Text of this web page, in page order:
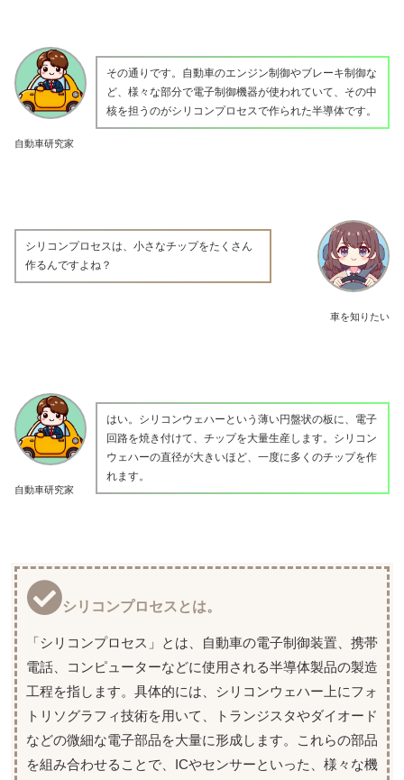
自動車研究家
その通りです。自動車のエンジン制御やブレーキ制御な
ど、様々な部分で電子制御機器が使われていて、その中
核を担うのがシリコンプロセスで作られた半導体です。
車を知りたい
シリコンプロセスは、小さなチップをたくさん
作るんですよね？
自動車研究家
はい。シリコンウェハーという薄い円盤状の板に、電子
回路を焼き付けて、チップを大量生産します。シリコン
ウェハーの直径が大きいほど、一度に多くのチップを作
れます。
シリコンプロセスとは。
「シリコンプロセス」とは、自動車の電子制御装置、携帯
電話、コンピューターなどに使用される半導体製品の製造
工程を指します。具体的には、シリコンウェハー上にフォ
トリソグラフィ技術を用いて、トランジスタやダイオード
などの微細な電子部品を大量に形成します。これらの部品
を組み合わせることで、ICやセンサーといった、様々な機